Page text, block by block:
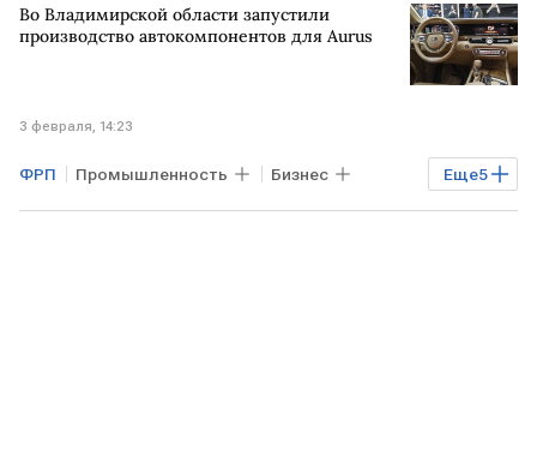
Агентство стратегических инициатив
Во Владимирской области запустили
производство автокомпонентов для Aurus
3 февраля, 14:23
Еще5
ФРП Промышленность Бизнес
ГЕРМАНИЯ КИТАЙ Камаз